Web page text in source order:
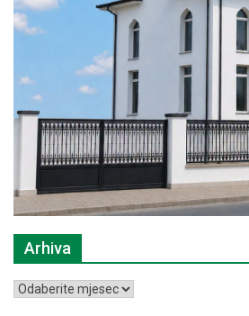
Arhiva
Arhiva